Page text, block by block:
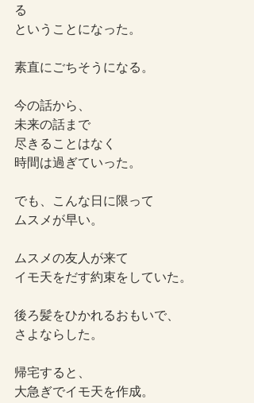
る
ということになった。
素直にごちそうになる。
今の話から、
未来の話まで
尽きることはなく
時間は過ぎていった。
でも、こんな日に限って
ムスメが早い。
ムスメの友人が来て
イモ天をだす約束をしていた。
後ろ髪をひかれるおもいで、
さよならした。
帰宅すると、
大急ぎでイモ天を作成。